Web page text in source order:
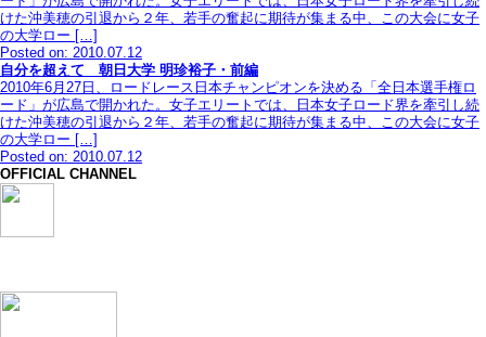
けた沖美穂の引退から２年、若手の奮起に期待が集まる中、この大会に女子
の大学ロー […]
Posted on: 2010.07.12
自分を超えて 朝日大学 明珍裕子・前編
2010年6月27日、ロードレース日本チャンピオンを決める「全日本選手権ロ
ード」が広島で開かれた。女子エリートでは、日本女子ロード界を牽引し続
けた沖美穂の引退から２年、若手の奮起に期待が集まる中、この大会に女子
の大学ロー […]
Posted on: 2010.07.12
OFFICIAL CHANNEL